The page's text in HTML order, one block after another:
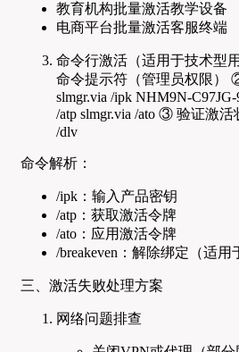
教育机构批量激活教学设备
电商平台批量激活客服终端
命令行激活（适用于技术型
命令提示符（管理员权限）
slmgr.via /ipk NHM9N-
/atp slmgr.via /ato ③ 验证激活
/dlv
命令解析：
/ipk：输入产品密钥
/atp：获取激活令牌
/ato：应用激活令牌
/breakeven：解除绑定（适用
三、激活失败处理方案
网络问题排查